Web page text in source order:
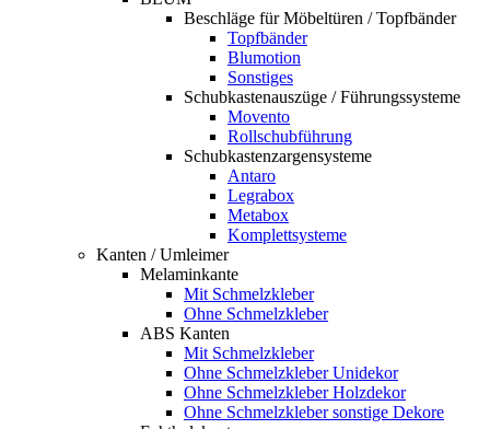
Beschläge für Möbeltüren / Topfbänder
Topfbänder
Blumotion
Sonstiges
Schubkastenauszüge / Führungssysteme
Movento
Rollschubführung
Schubkastenzargensysteme
Antaro
Legrabox
Metabox
Komplettsysteme
Kanten / Umleimer
Melaminkante
Mit Schmelzkleber
Ohne Schmelzkleber
ABS Kanten
Mit Schmelzkleber
Ohne Schmelzkleber Unidekor
Ohne Schmelzkleber Holzdekor
Ohne Schmelzkleber sonstige Dekore